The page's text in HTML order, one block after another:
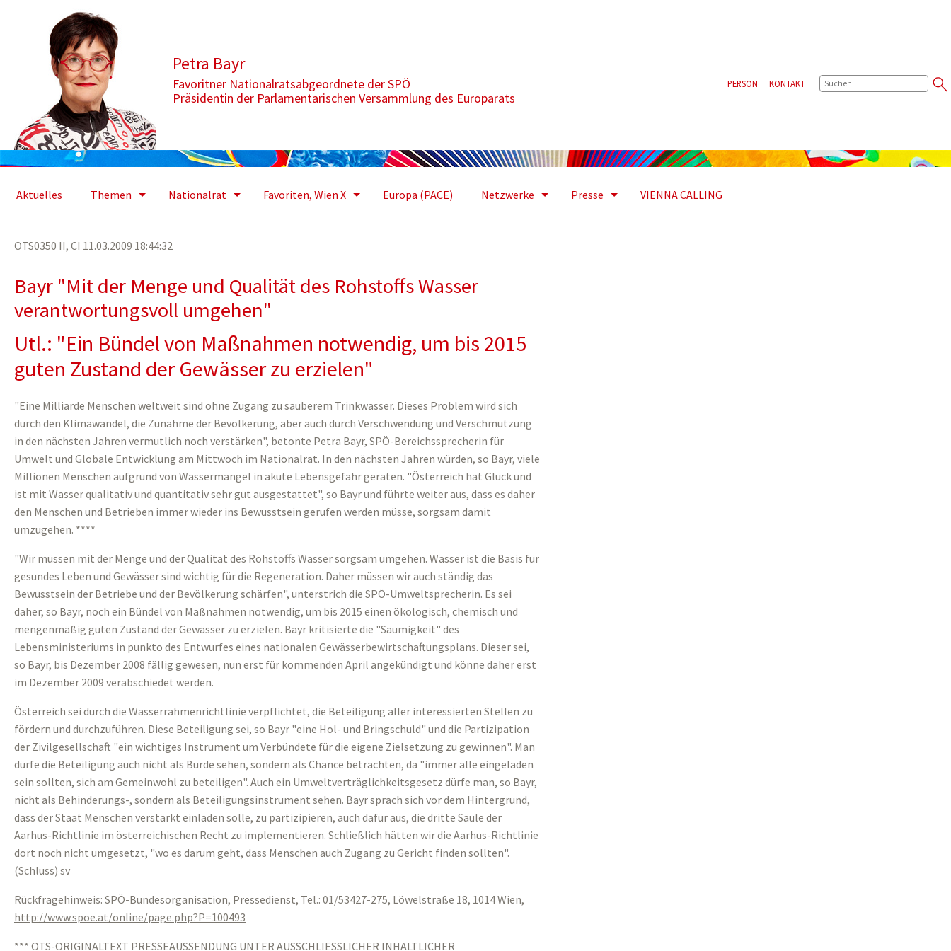
Petra Bayr
Favoritner Nationalratsabgeordnete der SPÖ
Präsidentin der Parlamentarischen Versammlung des Europarats
PERSON KONTAKTSUCHE
Aktuelles Themen Nationalrat Favoriten, Wien X Europa (PACE) Netzwerke Presse VIENNA CALLING
OTS0350 II, CI 11.03.2009 18:44:32
Bayr "Mit der Menge und Qualität des Rohstoffs Wasser
verantwortungsvoll umgehen"
Utl.: "Ein Bündel von Maßnahmen notwendig, um bis 2015
guten Zustand der Gewässer zu erzielen"
"Eine Milliarde Menschen weltweit sind ohne Zugang zu sauberem Trinkwasser. Dieses Problem wird sich
durch den Klimawandel, die Zunahme der Bevölkerung, aber auch durch Verschwendung und Verschmutzung
in den nächsten Jahren vermutlich noch verstärken", betonte Petra Bayr, SPÖ-Bereichssprecherin für
Umwelt und Globale Entwicklung am Mittwoch im Nationalrat. In den nächsten Jahren würden, so Bayr, viele
Millionen Menschen aufgrund von Wassermangel in akute Lebensgefahr geraten. "Österreich hat Glück und
ist mit Wasser qualitativ und quantitativ sehr gut ausgestattet", so Bayr und führte weiter aus, dass es daher
den Menschen und Betrieben immer wieder ins Bewusstsein gerufen werden müsse, sorgsam damit
umzugehen. ****
"Wir müssen mit der Menge und der Qualität des Rohstoffs Wasser sorgsam umgehen. Wasser ist die Basis für
gesundes Leben und Gewässer sind wichtig für die Regeneration. Daher müssen wir auch ständig das
Bewusstsein der Betriebe und der Bevölkerung schärfen", unterstrich die SPÖ-Umweltsprecherin. Es sei
daher, so Bayr, noch ein Bündel von Maßnahmen notwendig, um bis 2015 einen ökologisch, chemisch und
mengenmäßig guten Zustand der Gewässer zu erzielen. Bayr kritisierte die "Säumigkeit" des
Lebensministeriums in punkto des Entwurfes eines nationalen Gewässerbewirtschaftungsplans. Dieser sei,
so Bayr, bis Dezember 2008 fällig gewesen, nun erst für kommenden April angekündigt und könne daher erst
im Dezember 2009 verabschiedet werden.
Österreich sei durch die Wasserrahmenrichtlinie verpflichtet, die Beteiligung aller interessierten Stellen zu
fördern und durchzuführen. Diese Beteiligung sei, so Bayr "eine Hol- und Bringschuld" und die Partizipation
der Zivilgesellschaft "ein wichtiges Instrument um Verbündete für die eigene Zielsetzung zu gewinnen". Man
dürfe die Beteiligung auch nicht als Bürde sehen, sondern als Chance betrachten, da "immer alle eingeladen
sein sollten, sich am Gemeinwohl zu beteiligen". Auch ein Umweltverträglichkeitsgesetz dürfe man, so Bayr,
nicht als Behinderungs-, sondern als Beteiligungsinstrument sehen. Bayr sprach sich vor dem Hintergrund,
dass der Staat Menschen verstärkt einladen solle, zu partizipieren, auch dafür aus, die dritte Säule der
Aarhus-Richtlinie im österreichischen Recht zu implementieren. Schließlich hätten wir die Aarhus-Richtlinie
dort noch nicht umgesetzt, "wo es darum geht, dass Menschen auch Zugang zu Gericht finden sollten".
(Schluss) sv
Rückfragehinweis: SPÖ-Bundesorganisation, Pressedienst, Tel.: 01/53427-275, Löwelstraße 18, 1014 Wien,
http://www.spoe.at/online/page.php?P=100493
*** OTS-ORIGINALTEXT PRESSEAUSSENDUNG UNTER AUSSCHLIESSLICHER INHALTLICHER